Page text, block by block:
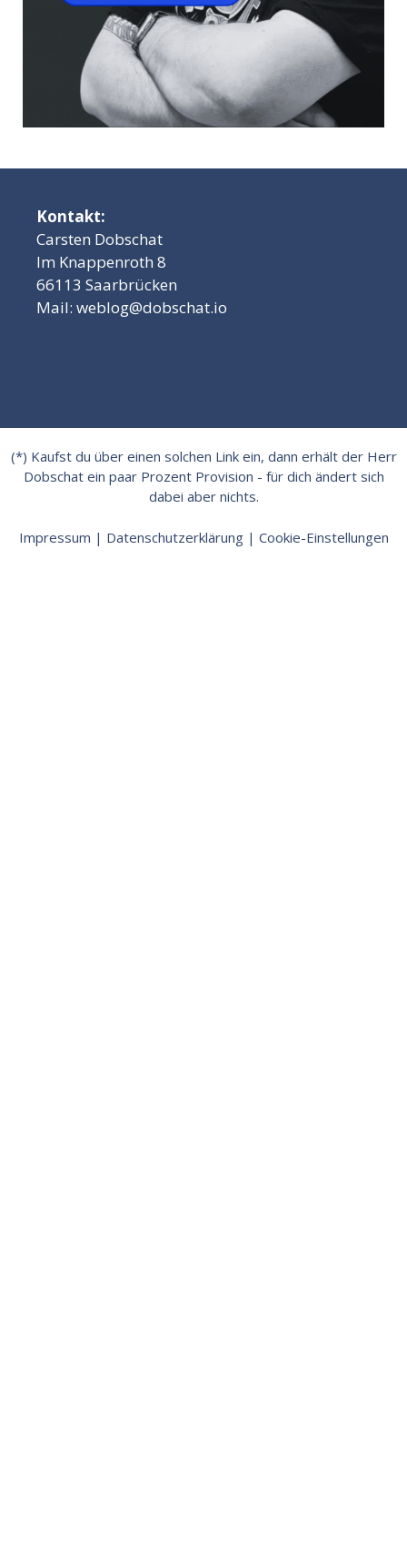
Kontakt:
Carsten Dobschat
Im Knappenroth 8
66113 Saarbrücken
Mail: weblog@dobschat.io
(*) Kaufst du über einen solchen Link ein, dann erhält der Herr
Dobschat ein paar Prozent Provision - für dich ändert sich
dabei aber nichts.
Impressum | Datenschutzerklärung| Cookie-Einstellungen